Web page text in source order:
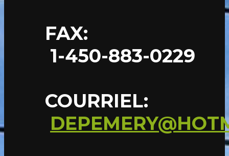
FAX:
1-450-883-0229
COURRIEL: